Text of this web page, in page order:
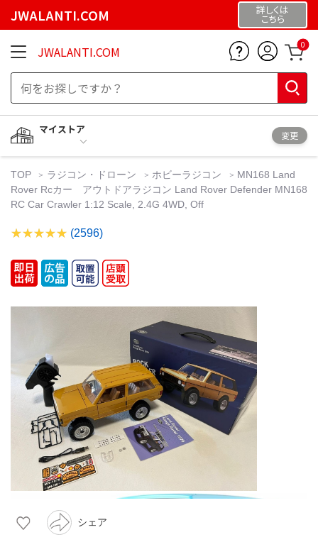
JWALANTI.COM 詳しくは
こちら
JWALANTI.COM 0
マイストア
変更
TOP ラジコン・ドローン ホビーラジコン
MN168 Land
Rover Rcカー アウトドアラジコン Land Rover Defender MN168
RC Car Crawler 1:12 Scale, 2.4G 4WD, Off
(2596)
シェア